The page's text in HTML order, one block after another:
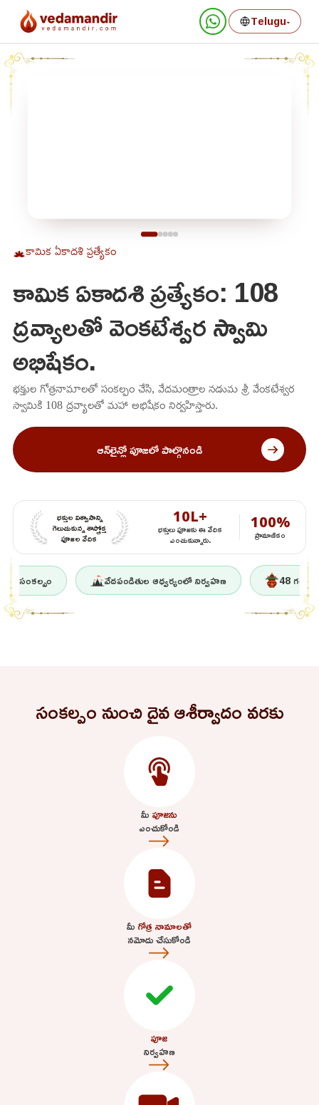
Telugu▾
కామిక ఏకాదశి ప్రత్యేకం
కామిక ఏకాదశి ప్రత్యేకం: 108
ద్రవ్యాలతో వెంకటేశ్వర స్వామి
అభిషేకం.
భక్తుల గోత్రనామాలతో సంకల్పం చేసి, వేదమంత్రాల నడుమ శ్రీ వేంకటేశ్వర
స్వామికి 108 ద్రవ్యాలతో మహా అభిషేకం నిర్వహిస్తారు.
ఆన్‌లైన్లో పూజలో పాల్గొనండి
10L+
భక్తులు పూజకు ఈ వేదిక
ఎంచుకున్నారు.
100%
ప్రామాణికం
భక్తుల విశ్వాసాన్ని
గెలుచుకున్న శాస్త్రోక్త
పూజల వేదిక
వేదపండితుల ఆధ్వర్యంలో నిర్వహణ 48 గంటల్లో
సంకల్పం నుంచి దైవ ఆశీర్వాదం వరకు
మీపూజను
ఎంచుకోండి
మీగోత్ర నామాలతో
నమోదు చేసుకోండి
పూజ
నిర్వహణ